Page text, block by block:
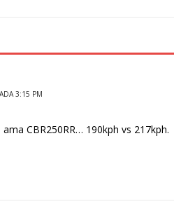
3:15 PM
CBR250RR… 190kph vs 217kph.